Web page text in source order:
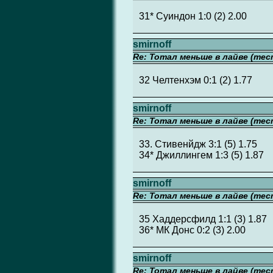
31* Суиндон 1:0 (2) 2.00
smirnoff
Re: Тотал меньше в лайве
32 Челтенхэм 0:1 (2) 1.77
smirnoff
Re: Тотал меньше в лайве
33. Стивенйдж 3:1 (5) 1.75
34* Джиллингем 1:3 (5) 1.87
smirnoff
Re: Тотал меньше в лайве
35 Хаддерсфилд 1:1 (3) 1.87
36* МК Донс 0:2 (3) 2.00
smirnoff
Re: Тотал меньше в лайве